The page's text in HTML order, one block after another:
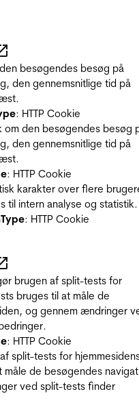
besøgendes besøg på
den gennemsnitlige tid på
: HTTP Cookie
om den besøgendes besøg
den gennemsnitlige tid på
: HTTP Cookie
karakter over flere
til intern analyse og statistik.
Type: HTTP Cookie
brugen af split-tests for
bruges til at måle de
og gennem ændringer
: HTTP Cookie
split-tests for
de besøgendes
ved split-tests finder